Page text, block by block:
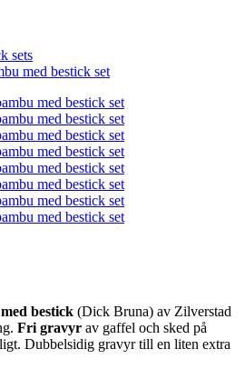
sets
med bestick set
bestick (Dick Bruna) av Zilverstad
Fri gravyr av gaffel och sked på
Dubbelsidig gravyr till en liten extra